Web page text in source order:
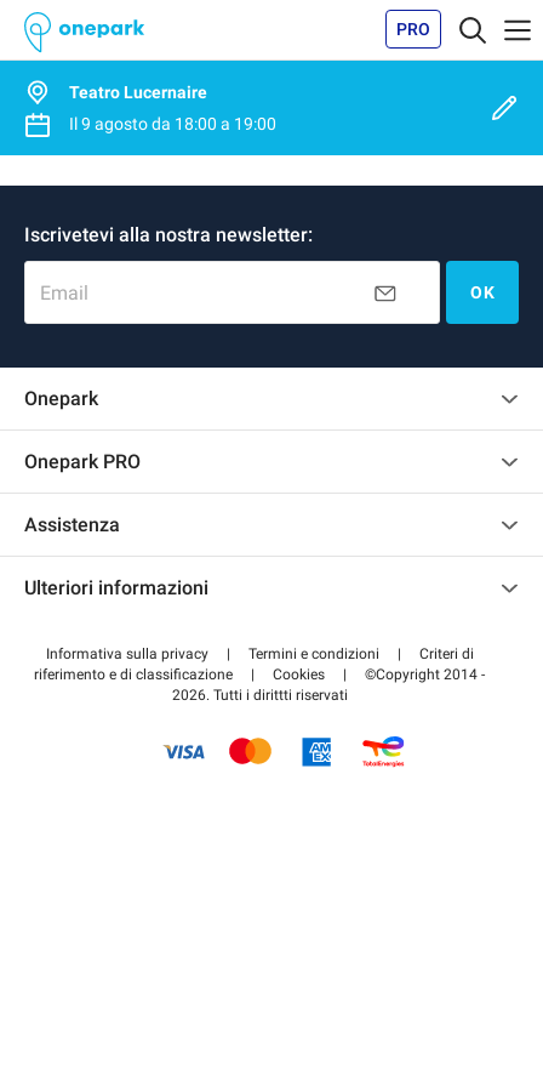
PRO
Teatro Lucernaire
Il9 agostoda 18:00 a 19:00
Iscrivetevi alla nostra newsletter:
Email OK
Onepark
Onepark PRO
Accedi all'area partner
Assistenza
Pagare per il parcheggio FLOW
Ulteriori informazioni
Informativa sulla privacy | Termini e condizioni |
Criteri di
riferimento e di classificazione
| Cookies |
©Copyright 2014 -
2026. Tutti i dirittti riservati